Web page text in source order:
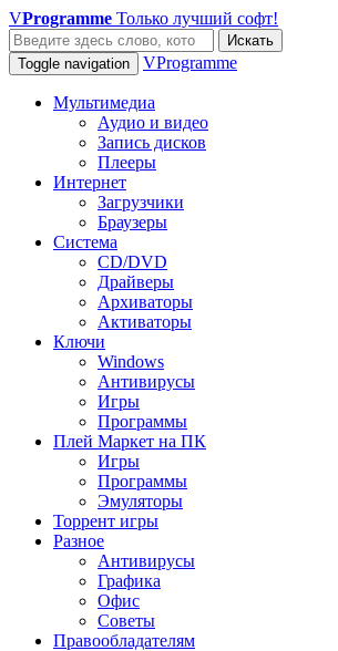
VProgramme Только лучший софт!
Искать
Toggle navigation
VProgramme
Мультимедиа
Аудио и видео
Запись дисков
Плееры
Интернет
Загрузчики
Браузеры
Система
CD/DVD
Драйверы
Архиваторы
Активаторы
Ключи
Windows
Антивирусы
Игры
Программы
Плей Маркет на ПК
Игры
Программы
Эмуляторы
Торрент игры
Разное
Антивирусы
Графика
Офис
Советы
Правообладателям